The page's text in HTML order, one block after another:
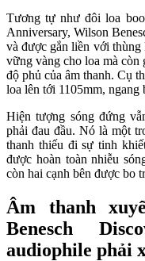
Tương tự như đôi loa
Anniversary, Wilson
và được gắn liền với
vững vàng cho loa mà còn
độ phủ của âm thanh. Cụ
loa lên tới 1105mm, ngang
Hiện tượng sóng đứng
phải đau đầu. Nó là một
thanh thiếu đi sự tinh
được hoàn toàn nhiễu
còn hai cạnh bên được bo
Âm thanh
Benesch
audiophile phải